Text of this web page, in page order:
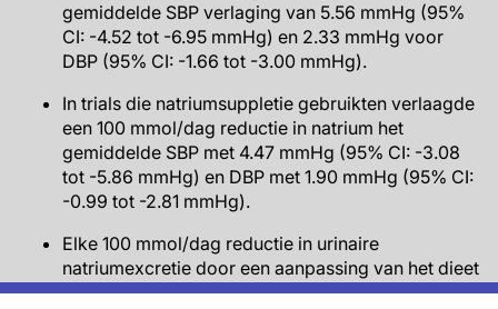
gemiddelde SBP verlaging van 5.56 mmHg (95%
CI: -4.52 tot -6.95 mmHg) en 2.33 mmHg voor
DBP (95% CI: -1.66 tot -3.00 mmHg).
In trials die natriumsuppletie gebruikten verlaagde
een 100 mmol/dag reductie in natrium het
gemiddelde SBP met 4.47 mmHg (95% CI: -3.08
tot -5.86 mmHg) en DBP met 1.90 mmHg (95% CI:
-0.99 tot -2.81 mmHg).
Elke 100 mmol/dag reductie in urinaire
natriumexcretie door een aanpassing van het dieet
verlaagde de gemiddelde SBP met 6.63 mmHg